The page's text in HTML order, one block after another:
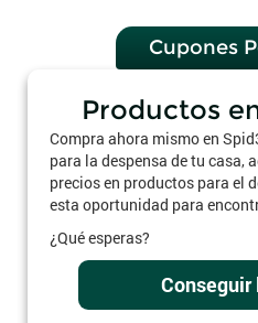
Cupones
Productos
Compra ahora mismo en
para la despensa de tu casa,
precios en productos para el
esta oportunidad para
¿Qué esperas?
Conseguir